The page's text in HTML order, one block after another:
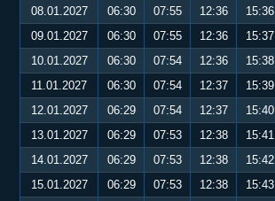
08.01.2027
06:30 07:55 12:36 15:36
09.01.2027
06:30 07:55 12:36 15:37
10.01.2027
06:30 07:54 12:36 15:38
11.01.2027
06:30 07:54 12:37 15:39
12.01.2027
06:29 07:54 12:37 15:40
13.01.2027
06:29 07:53 12:38 15:41
14.01.2027
06:29 07:53 12:38 15:42
15.01.2027
06:29 07:53 12:38 15:43